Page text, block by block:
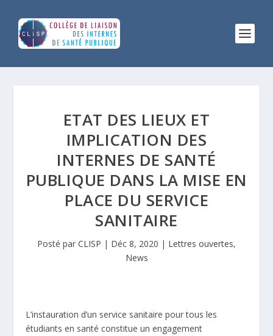
ETAT DES LIEUX ET
IMPLICATION DES
INTERNES DE SANTÉ
PUBLIQUE DANS LA MISE EN
PLACE DU SERVICE
SANITAIRE
Posté par CLISP | Déc 8, 2020 | Lettres ouvertes,
News
L’instauration d’un service sanitaire pour tous les
étudiants en santé constitue un engagement